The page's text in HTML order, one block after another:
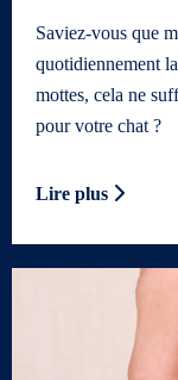
Saviez-vous que
quotidiennement
mottes, cela ne
pour votre chat ?
Lire plus